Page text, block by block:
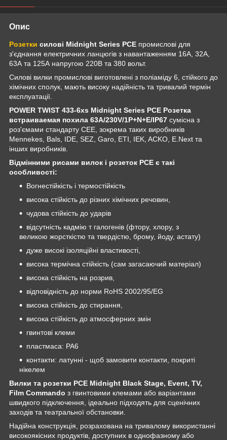
Опис
Розетки силові Midnight Series PCE промислові для
з'єднання електричних ланцюгів з навантаженням 16А, 32А,
63А та 125А напругою 220В та 380 вольт.
Силові вилки промислові виготовлені з поліаміду 6, стійкого до
хімічних сполук, мають високу надійність та тривалий термін
експлуатації.
POWER TWIST 433-6xs Midnight Series PCE Розетка
встраиваемая похила 63A/230V/1P+N+E/IP67 сумісна з
роз'ємами стандарту СЕЕ, зокрема таких виробників
Mennekes, Bals, IDE, SEZ, Garo, ETI, IEK, ACKO, E.Next та
інших виробників.
Відмінними рисами вилок і розеток PCE є такі
особливості:
Вогнестійкість і термостійкість
висока стійкість до різних хімічних речовин,
чудова стійкість до ударів
відсутність кадмію т галогенів (фтору, хлору, з
великою жорсткістю та твердістю, брому, йоду, астату)
дуже високі ізоляційні властивості,
висока термічна стійкість (сам загасаючий матеріал)
висока стійкість на розрив,
відповідність до норми RoHS 2002/95/EG
висока стійкість до стирання,
висока стійкість до атмосферних змін
гвинтові клеми
пластмаса: PA6
контакти: латунні - щоб замовити контакти, покриті
нікелем
Вилки та розетки PCE Midnight Black Stage, Event, TV,
Film Commando з гвинтовими клемами або варіантами
швидкого підключення, ідеально підходять для сценічних
заходів та театральної обстановки.
Надійна конструкція, розрахована на тривалому використанні
високоякісних продуктів, доступних в однофазному або